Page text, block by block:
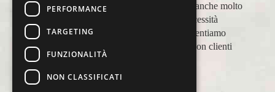
sulle città, ma anche molto
attente alle necessità
personali. Ci sentiamo
ospiti, amici, non clienti
Paolo Pugni
PERFORMANCE
TARGETING
FUNZIONALITÀ
NON CLASSIFICATI